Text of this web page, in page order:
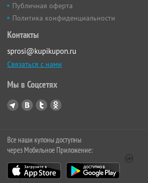
Публичная оферта
Политика конфиденциальности
Контакты
sprosi@kupikupon.ru
Связаться с нами
Мы в Соцсетях
Все наши купоны доступны
через Мобильное Приложение: